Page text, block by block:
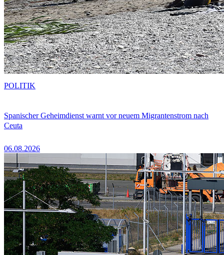
Spanischer Geheimdienst warnt vor neuem Migrantenstrom nach
Ceuta
06.08.2026
POLITIK